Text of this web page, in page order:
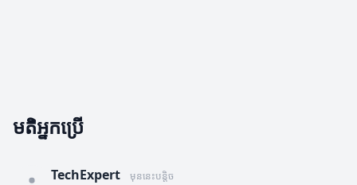
មតិអ្នកប្រើ
TechExpert មុននេះបន្តិច